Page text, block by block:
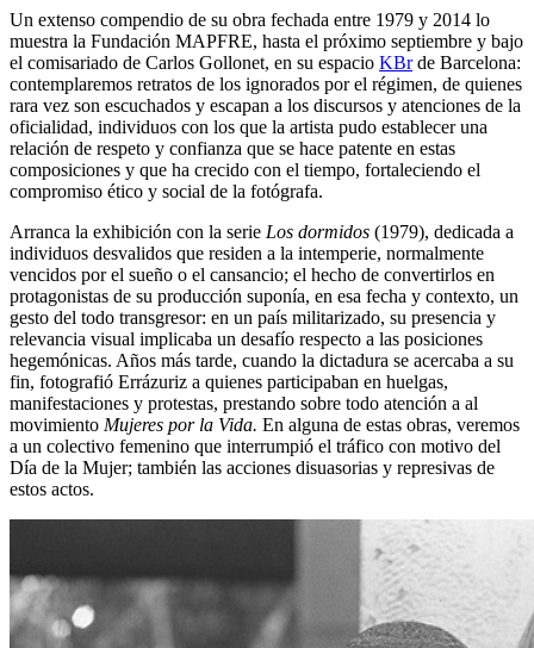
Un extenso compendio de su obra fechada entre 1979 y 2014 lo
muestra la Fundación MAPFRE, hasta el próximo septiembre y bajo
el comisariado de Carlos Gollonet, en su espacio KBrde Barcelona:
contemplaremos retratos de los ignorados por el régimen, de quienes
rara vez son escuchados y escapan a los discursos y atenciones de la
oficialidad, individuos con los que la artista pudo establecer una
relación de respeto y confianza que se hace patente en estas
composiciones y que ha crecido con el tiempo, fortaleciendo el
compromiso ético y social de la fotógrafa.
Arranca la exhibición con la serie Los dormidos (1979), dedicada a
individuos desvalidos que residen a la intemperie, normalmente
vencidos por el sueño o el cansancio; el hecho de convertirlos en
protagonistas de su producción suponía, en esa fecha y contexto, un
gesto del todo transgresor: en un país militarizado, su presencia y
relevancia visual implicaba un desafío respecto a las posiciones
hegemónicas. Años más tarde, cuando la dictadura se acercaba a su
fin, fotografió Errázuriz a quienes participaban en huelgas,
manifestaciones y protestas, prestando sobre todo atención a al
movimiento Mujeres por la Vida. En alguna de estas obras, veremos
a un colectivo femenino que interrumpió el tráfico con motivo del
Día de la Mujer; también las acciones disuasorias y represivas de
estos actos.